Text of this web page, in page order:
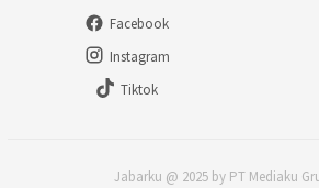
Facebook
Instagram
Tiktok
Jabarku @ 2025 by PT Mediaku